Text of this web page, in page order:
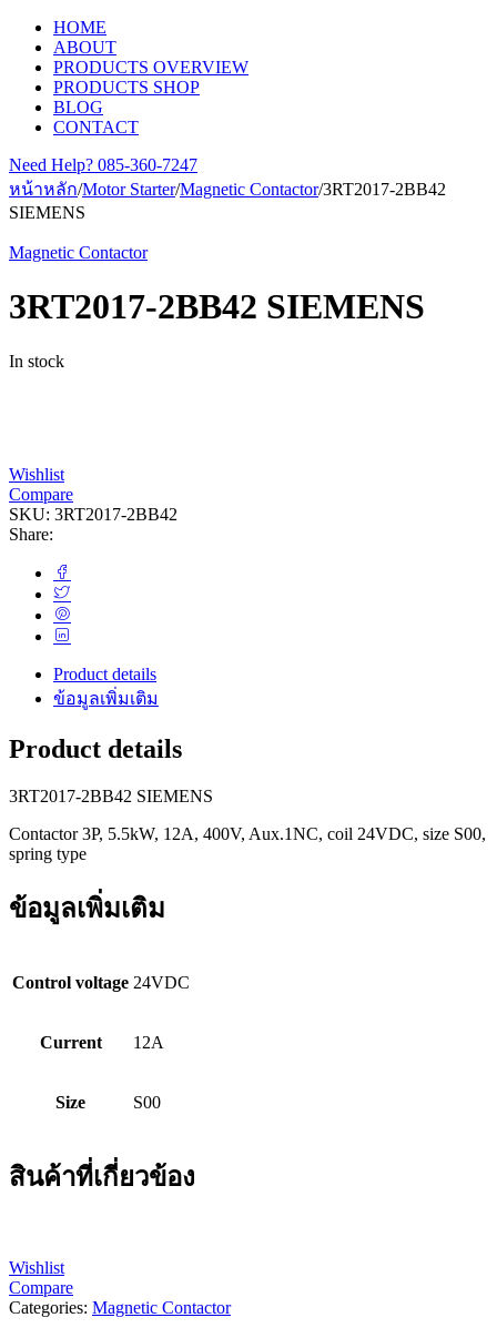
HOME
ABOUT
PRODUCTS OVERVIEW
PRODUCTS SHOP
BLOG
CONTACT
Need Help? 085-360-7247
หน้าหลัก/Motor Starter/Magnetic Contactor/3RT2017-2BB42
SIEMENS
Magnetic Contactor
3RT2017-2BB42 SIEMENS
In stock
Wishlist
Compare
SKU: 3RT2017-2BB42
Share:
Product details
ข้อมูลเพิ่มเติม
Product details
3RT2017-2BB42 SIEMENS
Contactor 3P, 5.5kW, 12A, 400V, Aux.1NC, coil 24VDC, size S00,
spring type
ข้อมูลเพิ่มเติม
Control voltage 24VDC
Current 12A
Size S00
สินค้าที่เกี่ยวข้อง
Wishlist
Compare
Categories: Magnetic Contactor